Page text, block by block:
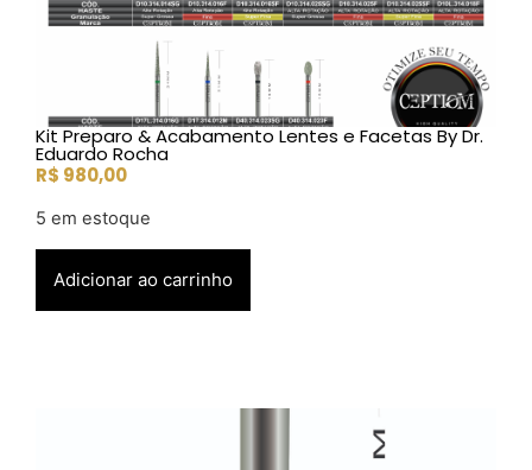
Kit Preparo & Acabamento Lentes e Facetas By Dr.
Eduardo Rocha
R$ 980,00
5 em estoque
Adicionar ao carrinho